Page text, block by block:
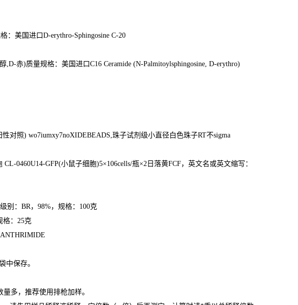
：美国进口D-erythro-Sphingosine C-20
,D-赤)质量规格：美国进口C16 Ceramide (N-Palmitoylsphingosine, D-erythro)
性对照) wo7iumxy7noXIDEBEADS, 珠子试剂级小直径白色珠子RT不sigma
CL-0460U14-GFP(小鼠子细胞)5×106cells/瓶×2 日落黄FCF，英文名或英文缩写：
别： BR ， 98%，规格： 100克
格： 25克
中保存。
多，推荐使用排枪加样。